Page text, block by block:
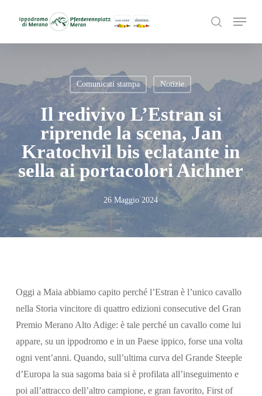
search
Menu
Comunicati stampa Notizie
Il redivivo L’Estran si
riprende la scena, Jan
Kratochvil bis eclatante in
sella ai portacolori Aichner
26 Maggio 2024
Oggi a Maia abbiamo capito perché l’Estran è l’unico cavallo
nella Storia vincitore di quattro edizioni consecutive del Gran
Premio Merano Alto Adige: è tale perché un cavallo come lui
appare, su un ippodromo e in un Paese ippico, forse una volta
ogni vent’anni. Quando, sull’ultima curva del Grande Steeple
d’Europa la sua sagoma baia si è profilata all’inseguimento e
poi all’attracco dell’altro campione, e gran favorito, First of